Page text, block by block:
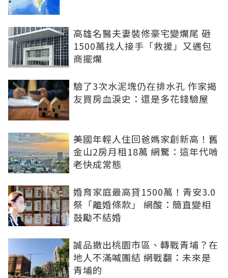
高雄名醫夫妻裝修豪宅變爛尾 砸
1500萬找人接手「救援」又遇包
商擺爛
驗了3次水泥塊仍在排水孔 作家揭
友買房血淚史：還是多花錢驗屋
美國年輕人住回爸媽家創新高！舊
金山2房月租18萬 網驚：這年代啃
老快成常態
婚育家庭最高貸1500萬！青安3.0
祭「離婚條款」 網酸：簡直變相
鼓勵不結婚
誠品撤出桃園市區、轉戰青埔？在
地人不滿喊團結 網戰翻：未來是
青埔的